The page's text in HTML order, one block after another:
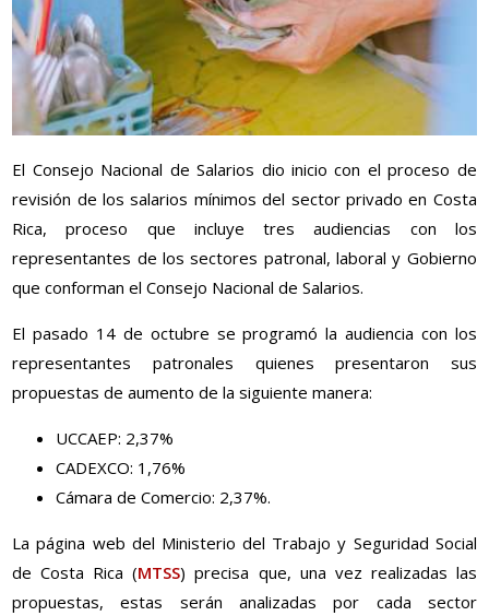
El Consejo Nacional de Salarios dio inicio con el proceso de
revisión de los salarios mínimos del sector privado en Costa
Rica, proceso que incluye tres audiencias con los
representantes de los sectores patronal, laboral y Gobierno
que conforman el Consejo Nacional de Salarios.
El pasado 14 de octubre se programó la audiencia con los
representantes patronales quienes presentaron sus
propuestas de aumento de la siguiente manera:
UCCAEP: 2,37%
CADEXCO: 1,76%
Cámara de Comercio: 2,37%.
La página web del Ministerio del Trabajo y Seguridad Social
de Costa Rica (MTSS) precisa que, una vez realizadas las
propuestas, estas serán analizadas por cada sector